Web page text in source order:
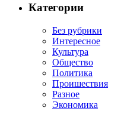
Категории
Без рубрики
Интересное
Культура
Общество
Политика
Проишествия
Разное
Экономика